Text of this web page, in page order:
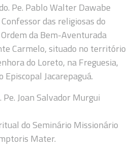
Pe. Pablo Walter Dawabe
das religiosas do
da Bem-Aventurada
Carmelo, situado no território
do Loreto, na Freguesia,
Episcopal Jacarepaguá.
Pe. Joan Salvador Murgui
do Seminário Missionário
Mater.